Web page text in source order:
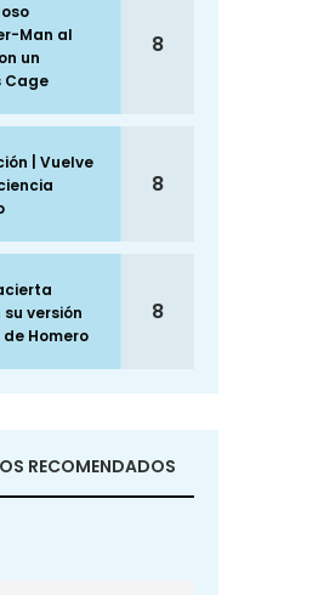
Man al
un
Cage
8
| Vuelve
8
versión
Homero
8
RECOMENDADOS